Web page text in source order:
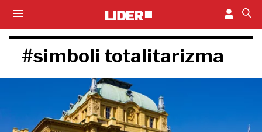
#simboli totalitarizma